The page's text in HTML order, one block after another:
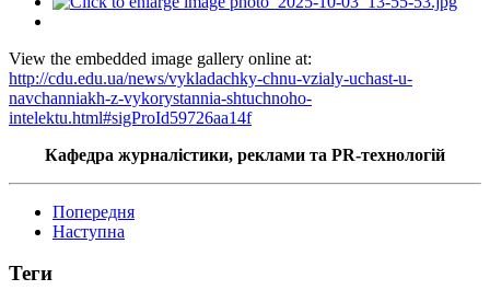
View the embedded image gallery online at:
http://cdu.edu.ua/news/vykladachky-chnu-vzialy-uchast-u-
navchanniakh-z-vykorystannia-shtuchnoho-
intelektu.html#sigProId59726aa14f
Кафедра журналістики, реклами та PR-технологій
Попередня
Наступна
Теги